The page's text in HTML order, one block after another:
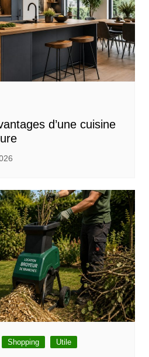
d’une cuisine
Shopping Utile